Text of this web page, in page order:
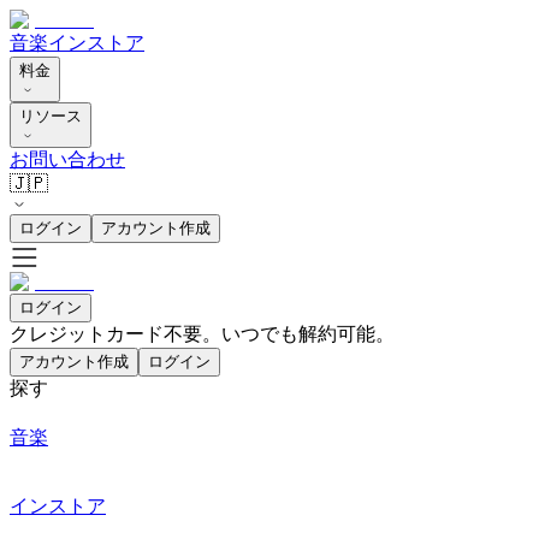
音楽インストア
料金
リソース
お問い合わせ
🇯🇵
ログイン アカウント作成
ログイン
クレジットカード不要。いつでも解約可能。
アカウント作成 ログイン
探す
音楽
インストア